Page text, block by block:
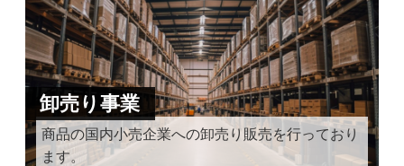
卸売り事業
商品の国内小売企業への卸売り販売を行っており
ます。